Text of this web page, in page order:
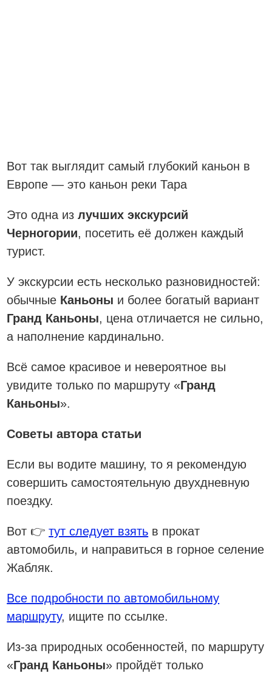
Вот так выглядит самый глубокий каньон в
Европе — это каньон реки Тара
Это одна излучших экскурсий
Черногории, посетить её должен каждый
турист.
У экскурсии есть несколько разновидностей:
обычные Каньоны и более богатый вариант
Гранд Каньоны, цена отличается не сильно,
а наполнение кардинально.
Всё самое красивое и невероятное вы
увидите только по маршруту «Гранд
Каньоны».
Советы автора статьи
Если вы водите машину, то я рекомендую
совершить самостоятельную двухдневную
поездку.
Вот 👉тут следует взять в прокат
автомобиль, и направиться в горное селение
Жабляк.
Все подробности по автомобильному
маршруту, ищите по ссылке.
Из-за природных особенностей, по маршруту
«Гранд Каньоны» пройдёт только